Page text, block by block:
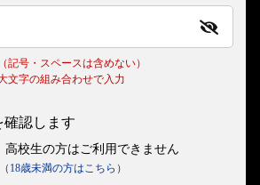
記号・スペースは含めない）
文字の組み合わせで入力
確認します
高校生の方はご利用できません
（ 18歳未満の方はこちら ）